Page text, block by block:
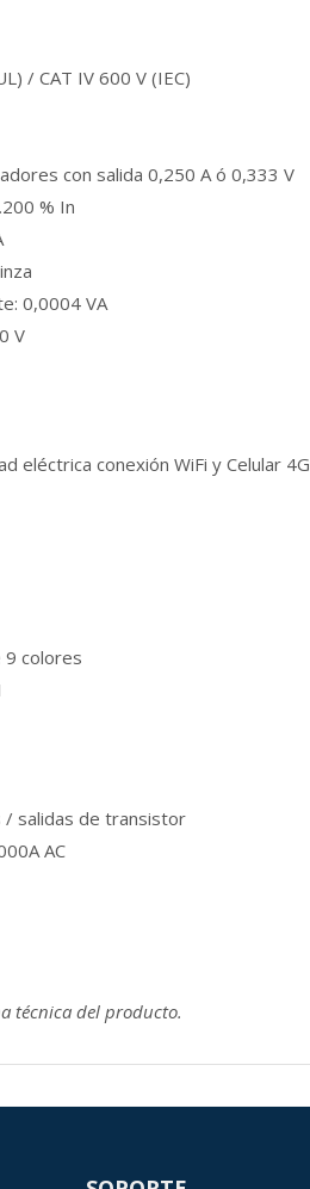
/ CAT IV 600 V (IEC)
con salida 0,250 A ó 0,333 V
% In
0,0004 VA
V
eléctrica conexión WiFi y Celular 4G
9 colores
/ salidas de transistor
AC
técnica del producto.